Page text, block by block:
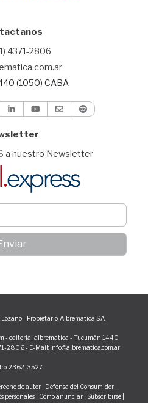
4371-2806
(1050) CABA
a nuestro Newsletter
- Propietario: Albrematica S.A.
- editorial albrematica - Tucumán 1440
2806 - E-Mail: info@albrematica.com.ar
2362-3527
de autor Defensa del Consumidor
personales| Cómo anunciar| Subscribirse